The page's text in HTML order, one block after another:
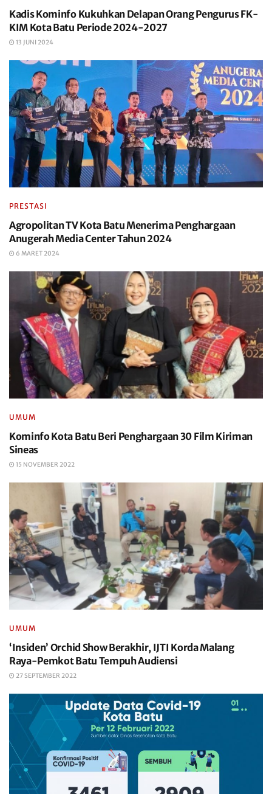
Kadis Kominfo Kukuhkan Delapan Orang Pengurus FK-
KIM Kota Batu Periode 2024-2027
13 JUNI 2024
PRESTASI
Agropolitan TV Kota Batu Menerima Penghargaan
Anugerah Media Center Tahun 2024
6 MARET 2024
UMUM
Kominfo Kota Batu Beri Penghargaan 30 Film Kiriman
Sineas
15 NOVEMBER 2022
UMUM
‘Insiden’ Orchid Show Berakhir, IJTI Korda Malang
Raya-Pemkot Batu Tempuh Audiensi
27 SEPTEMBER 2022